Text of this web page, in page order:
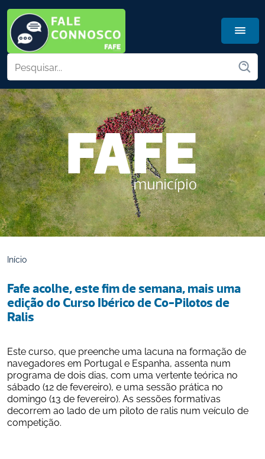
Início
Fafe acolhe, este fim de semana, mais uma
edição do Curso Ibérico de Co-Pilotos de
Ralis
Este curso, que preenche uma lacuna na formação de
navegadores em Portugal e Espanha, assenta num
programa de dois dias, com uma vertente teórica no
sábado (12 de fevereiro), e uma sessão prática no
domingo (13 de fevereiro). As sessões formativas
decorrem ao lado de um piloto de ralis num veículo de
competição.